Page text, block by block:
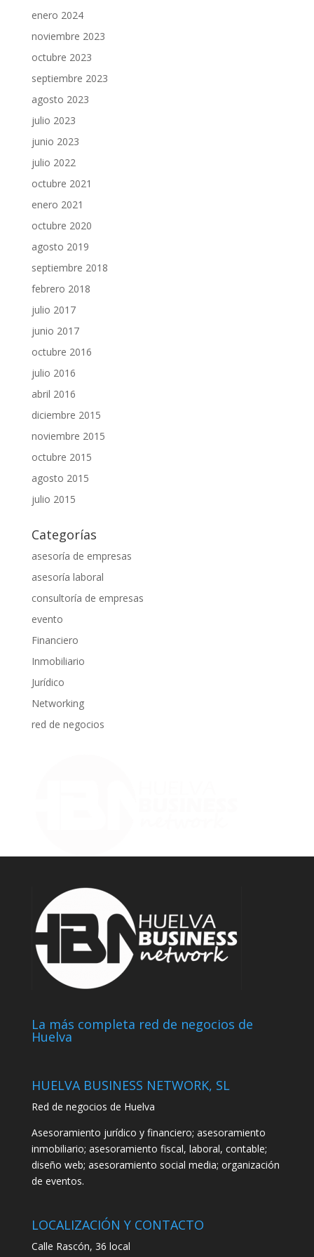
enero 2024
noviembre 2023
octubre 2023
septiembre 2023
agosto 2023
julio 2023
junio 2023
julio 2022
octubre 2021
enero 2021
octubre 2020
agosto 2019
septiembre 2018
febrero 2018
julio 2017
junio 2017
octubre 2016
julio 2016
abril 2016
diciembre 2015
noviembre 2015
octubre 2015
agosto 2015
julio 2015
Categorías
asesoría de empresas
asesoría laboral
consultoría de empresas
evento
Financiero
Inmobiliario
Jurídico
Networking
red de negocios
La más completa red de negocios de
Huelva
HUELVA BUSINESS NETWORK, SL
Red de negocios de Huelva
Asesoramiento jurídico y financiero; asesoramiento
inmobiliario; asesoramiento fiscal, laboral, contable;
diseño web; asesoramiento social media; organización
de eventos.
LOCALIZACIÓN Y CONTACTO
Calle Rascón, 36 local